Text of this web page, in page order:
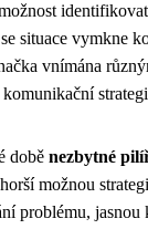
situace vymkne
vnímána
době nezbytné
možnou
problému, jasnou